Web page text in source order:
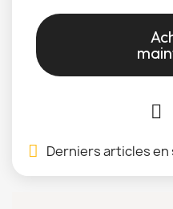
Derniers articles en